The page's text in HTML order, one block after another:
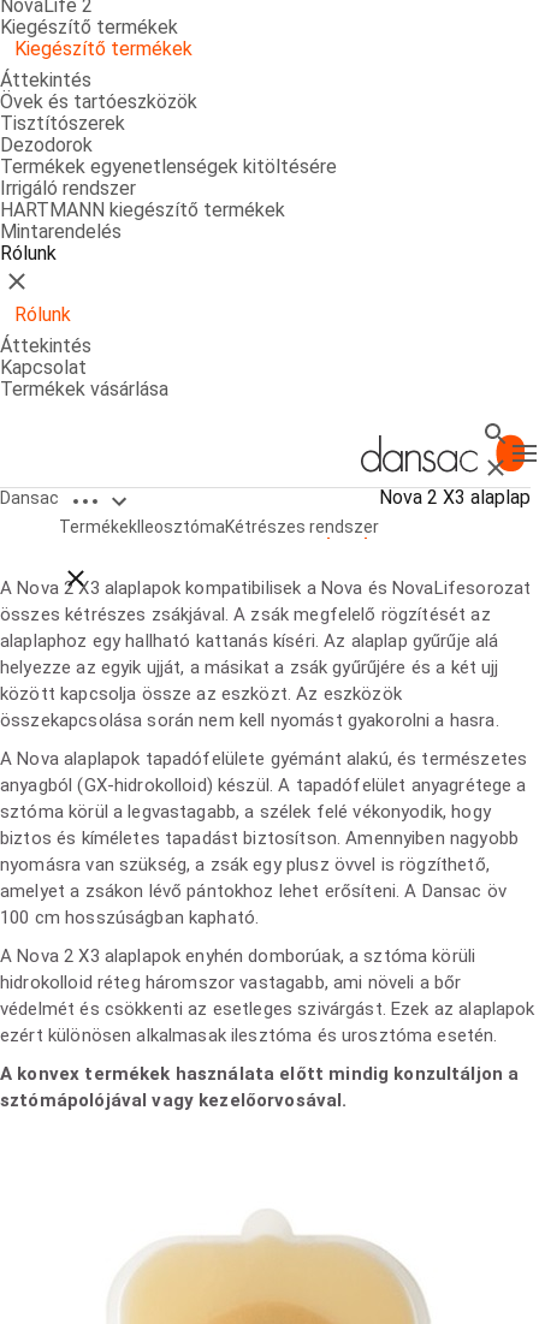
NovaLife 2
Kiegészítő termékek
Kiegészítő termékek
Áttekintés
Övek és tartóeszközök
Tisztítószerek
Dezodorok
Termékek egyenetlenségek kitöltésére
Irrigáló rendszer
HARTMANN kiegészítő termékek
Mintarendelés
Rólunk
Bezárás
Rólunk
Áttekintés
Kapcsolat
Termékek vásárlása
Dansac Open breadcrumbs
Close breadcrumbs
Termékek IleosztómaKétrészes rendszer
Nova 2 X3 alaplap
Nova 2 X3 alaplap
A Nova 2 X3 alaplapok kompatibilisek a Nova és NovaLifesorozat
összes kétrészes zsákjával. A zsák megfelelő rögzítését az
alaplaphoz egy hallható kattanás kíséri. Az alaplap gyűrűje alá
helyezze az egyik ujját, a másikat a zsák gyűrűjére és a két ujj
között kapcsolja össze az eszközt. Az eszközök
összekapcsolása során nem kell nyomást gyakorolni a hasra.
A Nova alaplapok tapadófelülete gyémánt alakú, és természetes
anyagból (GX-hidrokolloid) készül. A tapadófelület anyagrétege a
sztóma körül a legvastagabb, a szélek felé vékonyodik, hogy
biztos és kíméletes tapadást biztosítson. Amennyiben nagyobb
nyomásra van szükség, a zsák egy plusz övvel is rögzíthető,
amelyet a zsákon lévő pántokhoz lehet erősíteni. A Dansac öv
100 cm hosszúságban kapható.
A Nova 2 X3 alaplapok enyhén domborúak, a sztóma körüli
hidrokolloid réteg háromszor vastagabb, ami növeli a bőr
védelmét és csökkenti az esetleges szivárgást. Ezek az alaplapok
ezért különösen alkalmasak ilesztóma és urosztóma esetén.
A konvex termékek használata előtt mindig konzultáljon a
sztómápolójával vagy kezelőorvosával.